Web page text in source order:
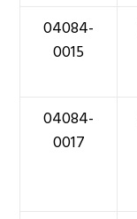
04084-
0015
04084-
0017